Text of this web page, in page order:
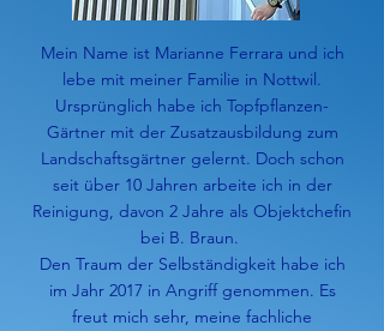
Mein Name ist Marianne Ferrara und ich
lebe mit meiner Familie in Nottwil.
Ursprünglich habe ich Topfpflanzen-
Gärtner mit der Zusatzausbildung zum
Landschaftsgärtner gelernt. Doch schon
seit über 10 Jahren arbeite ich in der
Reinigung, davon 2 Jahre als Objektchefin
bei B. Braun.
Den Traum der Selbständigkeit habe ich
im Jahr 2017 in Angriff genommen. Es
freut mich sehr, meine fachliche